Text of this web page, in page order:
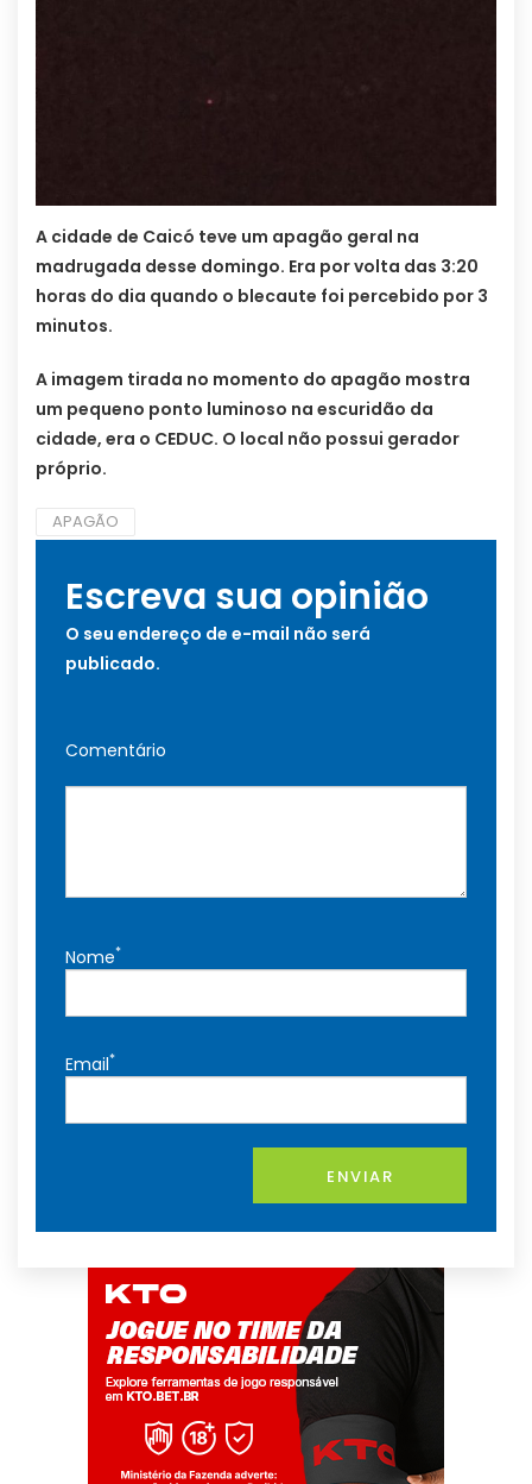
A cidade de Caicó teve um apagão geral na
madrugada desse domingo. Era por volta das 3:20
horas do dia quando o blecaute foi percebido por 3
minutos.
A imagem tirada no momento do apagão mostra
um pequeno ponto luminoso na escuridão da
cidade, era o CEDUC. O local não possui gerador
próprio.
APAGÃO
Escreva sua opinião
O seu endereço de e-mail não será
publicado.
Comentário
Nome*
Email*
ENVIAR